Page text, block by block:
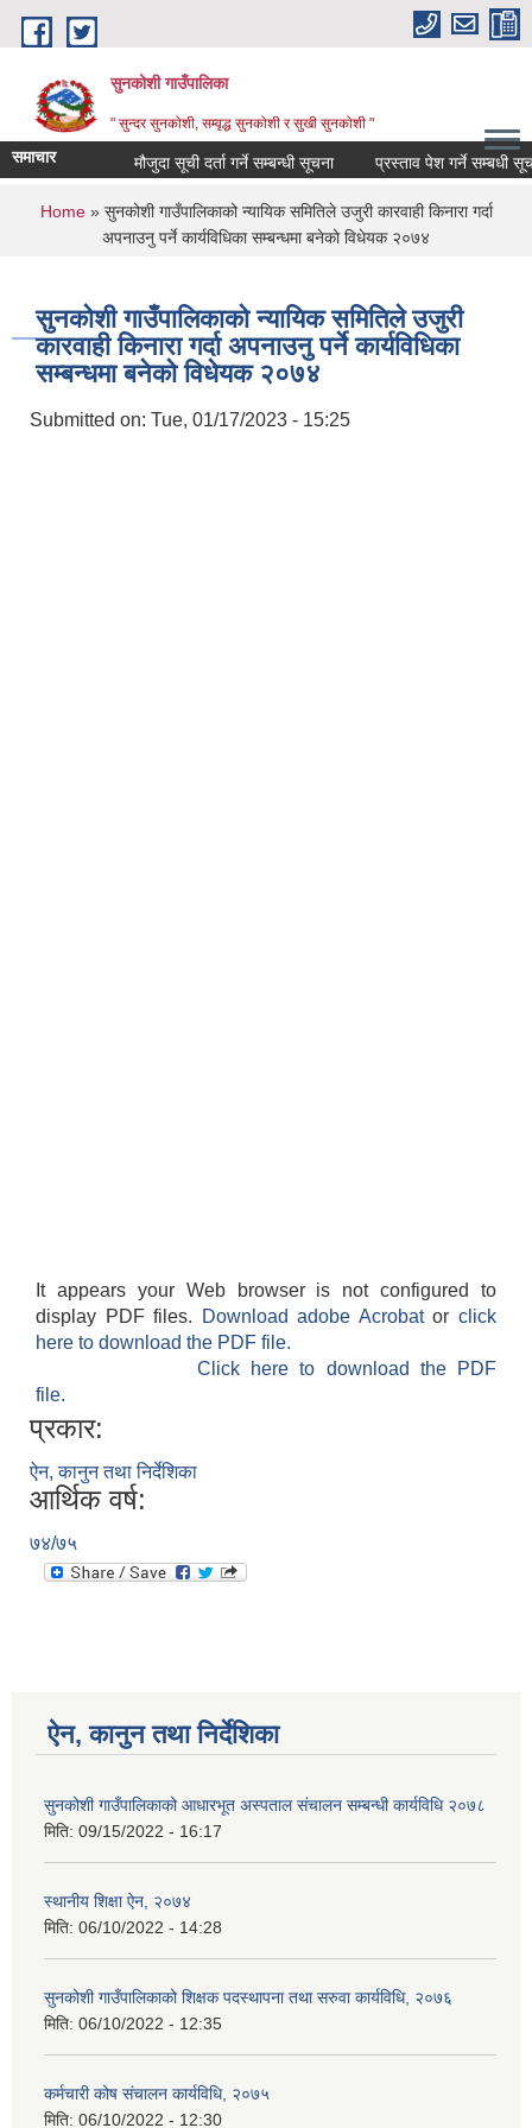
Skip to main content
सुनकोशी गाउँपालिका
" सुन्दर सुनकाेशी, सम्वृद्ध सुनकाेशी र सुखी सुनकाेशी "
समाचार मौजुदा सूची दर्ता गर्ने सम्बन्धी सूचना प्रस्ताव पेश गर्ने सम्बधी सूचना
You are here
Home» सुनकोशी गाउँपालिकाको न्यायिक समितिले उजुरी कारवाही किनारा गर्दा
अपनाउनु पर्ने कार्यविधिका सम्बन्धमा बनेको विधेयक २०७४
सुनकोशी गाउँपालिकाको न्यायिक समितिले उजुरी
कारवाही किनारा गर्दा अपनाउनु पर्ने कार्यविधिका
सम्बन्धमा बनेको विधेयक २०७४
Submitted on: Tue, 01/17/2023 - 15:25
It appears your Web browser is not configured to
display PDF files.
Download adobe Acrobatorclick
here to download the PDF file.
Click here to download the PDF
file.
प्रकार:
ऐन, कानुन तथा निर्देशिका
आर्थिक वर्ष:
७४/७५
ऐन, कानुन तथा निर्देशिका
सुनकोशी गाउँपालिकाको आधारभूत अस्पताल संचालन सम्बन्धी कार्यविधि २०७८
मिति: 09/15/2022 - 16:17
स्थानीय शिक्षा ऐन, २०७४
मिति: 06/10/2022 - 14:28
सुनकोशी गाउँपालिकाको शिक्षक पदस्थापना तथा सरुवा कार्यविधि, २०७६
मिति: 06/10/2022 - 12:35
कर्मचारी कोष संचालन कार्यविधि, २०७५
मिति: 06/10/2022 - 12:30